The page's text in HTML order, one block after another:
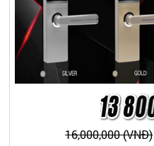
16,000,000 (VNĐ)